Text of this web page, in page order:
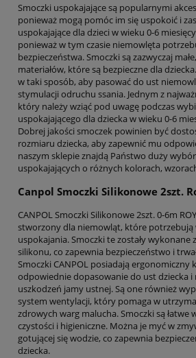
Smoczki uspokajające są popularnymi
ponieważ mogą pomóc im się uspokoić i
uspokajające dla dzieci w wieku 0-6
ponieważ w tym czasie niemowlęta
bezpieczeństwa. Smoczki są zazwyczaj
materiałów, które są bezpieczne dla
w taki sposób, aby pasować do ust
stymulacji odruchu ssania. Jednym z
który należy wziąć pod uwagę podczas
uspokajającego dla dziecka w wieku 0-6
Dobrej jakości smoczek powinien być
rozmiaru dziecka, aby zapewnić mu
naszym sklepie znajdą Państwo duży
uspokajających o różnych kolorach,
Canpol Smoczki Silikonowe 2szt.
CANPOL Smoczki Silikonowe 2szt. 0-6m
stworzony dla niemowląt, które potrzebują
uspokajania. Smoczki te zostały wykonane
silikonu, co zapewnia bezpieczeństwo i
Smoczki CANPOL posiadają ergonomiczny
odpowiednie dopasowanie do ust dziecka
uszkodzeń jamy ustnej. Są one również
system wentylacji, który pomaga w
zdrowych warg malucha. Smoczki są łatwe
czystości i higieniczne. Można je myć w
gotującej się wodzie, co zapewnia
dziecka.